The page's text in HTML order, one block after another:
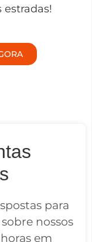
estradas!
para
nossos
em